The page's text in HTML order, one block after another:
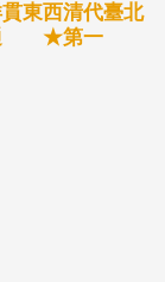
東西清代臺北
★第一